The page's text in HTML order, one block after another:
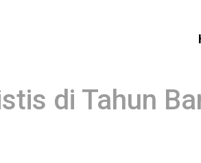
di Tahun